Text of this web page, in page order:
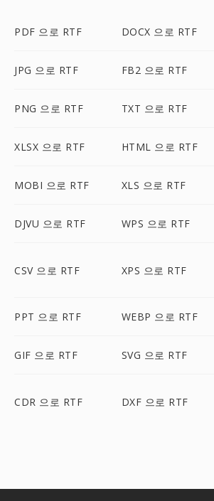
PDF 으로 RTF DOCX 으로 RTF
JPG 으로 RTF FB2 으로 RTF
PNG 으로 RTF TXT 으로 RTF
XLSX 으로 RTF HTML 으로 RTF
MOBI 으로 RTF XLS 으로 RTF
DJVU 으로 RTF WPS 으로 RTF
CSV 으로 RTF XPS 으로 RTF
PPT 으로 RTF WEBP 으로 RTF
GIF 으로 RTF SVG 으로 RTF
CDR 으로 RTF DXF 으로 RTF